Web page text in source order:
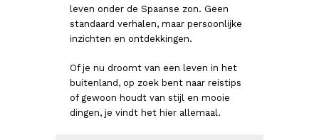
leven onder de Spaanse zon. Geen
standaard verhalen, maar persoonlijke
inzichten en ontdekkingen.
Of je nu droomt van een leven in het
buitenland, op zoek bent naar reistips
of gewoon houdt van stijl en mooie
dingen, je vindt het hier allemaal.